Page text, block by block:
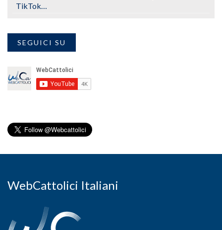
TikTok…
SEGUICI SU
WebCattolici Italiani